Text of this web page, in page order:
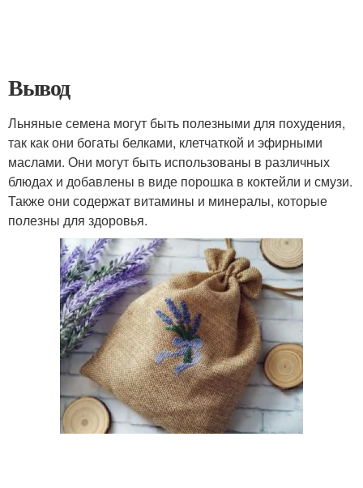
Вывод
Льняные семена могут быть полезными для похудения,
так как они богаты белками, клетчаткой и эфирными
маслами. Они могут быть использованы в различных
блюдах и добавлены в виде порошка в коктейли и смузи.
Также они содержат витамины и минералы, которые
полезны для здоровья.